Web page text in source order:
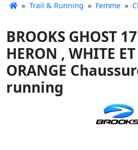
» Trail & Running » Femme »
BROOKS GHOST
HERON , WHITE ET
ORANGE
running